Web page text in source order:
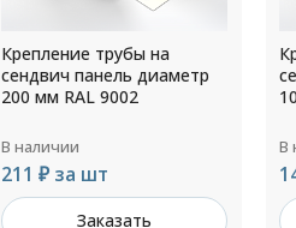
Крепление трубы на
сендвич панель диаметр
200 мм RAL 9002
В наличии
211 ₽ за шт
Заказать
В